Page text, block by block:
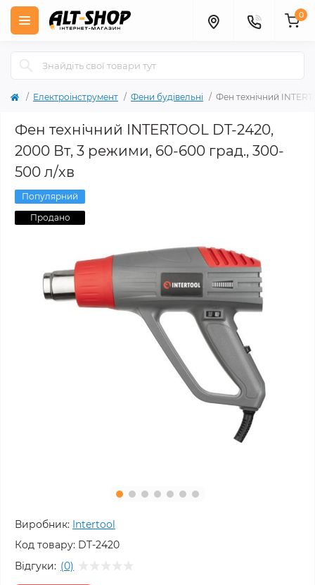
0
Електроінструмент Фени будівельні Фен технічний
Фен технічний INTERTOOL DT-2420,
2000 Вт, 3 режими, 60-600 град., 300-
500 л/хв
Популярний
Продано
Виробник: Intertool
Код товару: DT-2420
Відгуки: (0)